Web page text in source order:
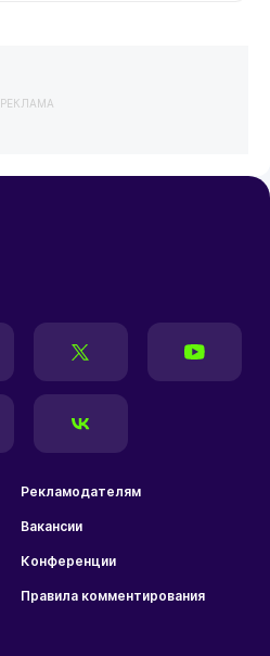
РЕКЛАМА
Рекламодателям
Вакансии
Конференции
Правила комментирования